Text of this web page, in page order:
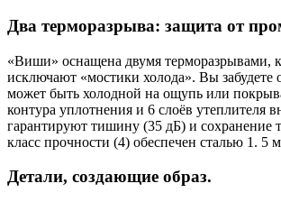
Два терморазрыва: защита от
«Виши» оснащена двумя терморазрывами,
исключают «мостики холода». Вы забудете
может быть холодной на ощупь или
контура уплотнения и 6 слоёв утеплителя
гарантируют тишину (35 дБ) и сохранение
класс прочности (4) обеспечен сталью 1. 5
Детали, создающие образ.